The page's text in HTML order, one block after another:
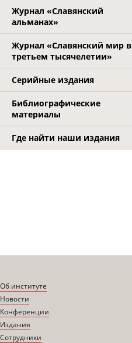
Журнал «Славянский
альманах»
Журнал «Славянский мир в
третьем тысячелетии»
Серийные издания
Библиографические
материалы
Где найти наши издания
Об институте
Новости
Конференции
Издания
Сотрудники